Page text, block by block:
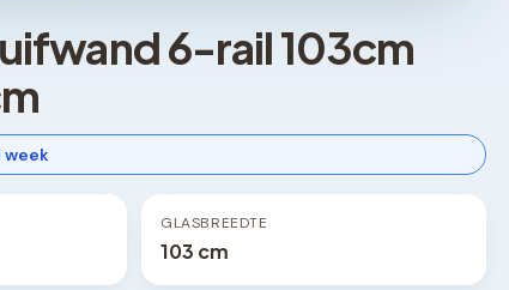
6-rail 103cm
GLASBREEDTE
103 cm